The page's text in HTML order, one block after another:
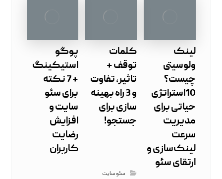
لینک
ولوسیتی
چیست؟
10استراتژی
حیاتی برای
مدیریت
سرعت
لینک‌سازی و
ارتقای سئو
کلمات
توقف +
تاثیر، تفاوت
و 3 راه بهینه
سازی برای
جستجو!
سئو سایت
پوگو
استیکینگ
+ 7 نکته
برای سئو
سایت و
افزایش
رضایت
کاربران